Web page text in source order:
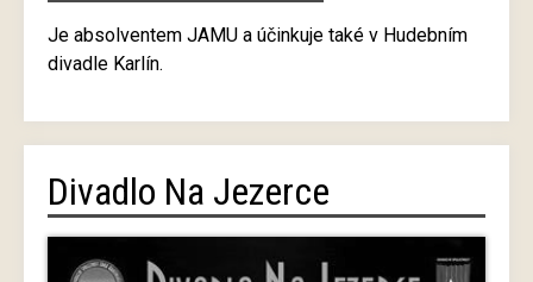
Je absolventem JAMU a účinkuje také v Hudebním
divadle Karlín.
Divadlo Na Jezerce